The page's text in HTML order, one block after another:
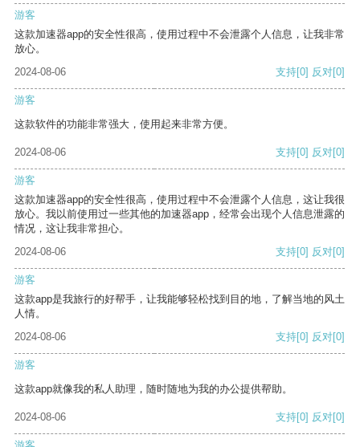
游客
这款加速器app的安全性很高，使用过程中不会泄露个人信息，让我非常
放心。
2024-08-06
支持[0] 反对[0]
游客
这款软件的功能非常强大，使用起来非常方便。
2024-08-06 支持[0] 反对[0]
游客
这款加速器app的安全性很高，使用过程中不会泄露个人信息，这让我很
放心。我以前使用过一些其他的加速器app，经常会出现个人信息泄露的
情况，这让我非常担心。
2024-08-06
支持[0] 反对[0]
游客
这款app是我旅行的好帮手，让我能够轻松找到目的地，了解当地的风土
人情。
2024-08-06
支持[0] 反对[0]
游客
这款app就像我的私人助理，随时随地为我的办公提供帮助。
2024-08-06 支持[0] 反对[0]